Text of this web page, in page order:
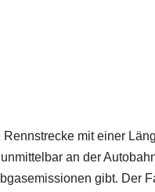
mit einer
an der
gibt. Der